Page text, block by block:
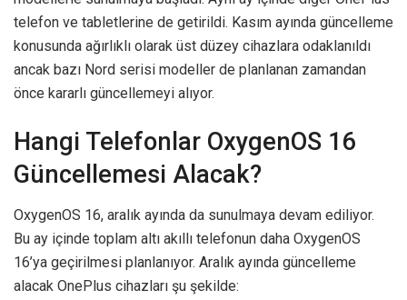
telefon ve tabletlerine de getirildi. Kasım ayında güncelleme
konusunda ağırlıklı olarak üst düzey cihazlara odaklanıldı
ancak bazı Nord serisi modeller de planlanan zamandan
önce kararlı güncellemeyi alıyor.
Hangi Telefonlar OxygenOS 16
Güncellemesi Alacak?
OxygenOS 16, aralık ayında da sunulmaya devam ediliyor.
Bu ay içinde toplam altı akıllı telefonun daha OxygenOS
16’ya geçirilmesi planlanıyor. Aralık ayında güncelleme
alacak OnePlus cihazları şu şekilde: